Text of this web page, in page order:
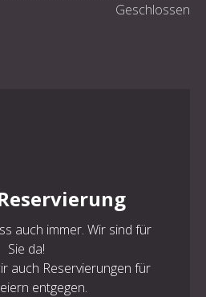
Geschlossen
auch immer. Wir sind für
Sie da!
auch Reservierungen für
entgegen.